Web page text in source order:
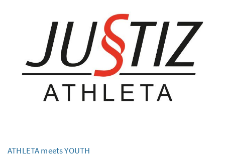
ATHLETA meets YOUTH